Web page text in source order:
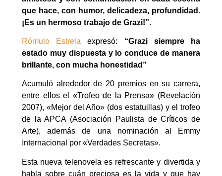
que hace, con humor, delicadeza, profundidad.
¡Es un hermoso trabajo de Grazi!”.
Rómulo Estrela expresó: “Grazi siempre ha
estado muy dispuesta y lo conduce de manera
brillante, con mucha honestidad”
Acumuló alrededor de 20 premios en su carrera,
entre ellos el «Trofeo de la Prensa» (Revelación
2007), «Mejor del Año» (dos estatuillas) y el trofeo
de la APCA (Asociación Paulista de Críticos de
Arte), además de una nominación al Emmy
Internacional por «Verdades Secretas».
Esta nueva telenovela es refrescante y divertida y
habla sobre cuán preciosa es la vida y que hay